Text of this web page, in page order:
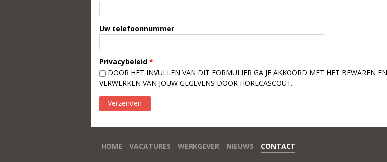
Uw telefoonnummer
Privacybeleid *
DOOR HET INVULLEN VAN DIT FORMULIER GA JE AKKOORD MET HET BEWAREN EN
VERWERKEN VAN JOUW GEGEVENS DOOR HORECASCOUT.
HOME VACATURES WERKGEVER NIEUWS CONTACT